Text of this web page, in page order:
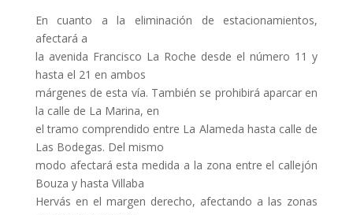
En cuanto a la eliminación de estacionamientos,
afectará a
la avenida Francisco La Roche desde el número 11 y
hasta el 21 en ambos
márgenes de esta vía. También se prohibirá aparcar en
la calle de La Marina, en
el tramo comprendido entre La Alameda hasta calle de
Las Bodegas. Del mismo
modo afectará esta medida a la zona entre el callejón
Bouza y hasta Villaba
Hervás en el margen derecho, afectando a las zonas